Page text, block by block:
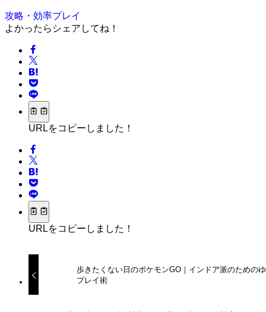
攻略・効率プレイ
よかったらシェアしてね！
URLをコピーしました！
URLをコピーしました！
歩きたくない日のポケモンGO｜インドア派のための
プレイ術